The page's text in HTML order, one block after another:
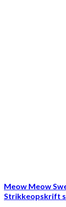
Meow Meow
Strikkeopskrift